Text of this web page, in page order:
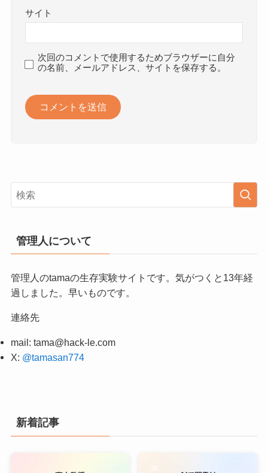
サイト
次回のコメントで使用するためブラウザーに自分
の名前、メールアドレス、サイトを保存する。
管理人について
管理人のtamaの生存実験サイトです。気がつくと13年経
過しました。早いものです。
連絡先
mail: tama@hack-le.com
X: @tamasan774
新着記事